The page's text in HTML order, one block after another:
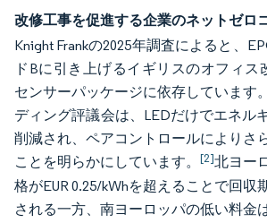
改修工事を促進する企業のネットゼロ
Knight Frankの2025年調査によると、
ドBに引き上げるイギリスのオフィス
センサーパッケージに依存しています
ディング評議会は、LEDだけでエネル
削減され、ペアコントロールによりさ
ことを明らかにしています。 [2]北ヨー
格がEUR 0.25/kWhを超えることで回収
される一方、南ヨーロッパの低い料金